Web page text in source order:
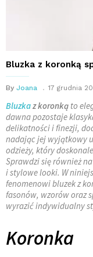
Bluzka z koronką
By Joana 17 grudnia
Bluzkaz koronką to
dawna pozostaje
delikatności i finezji,
nadając jej wyjątkowy
odzieży, który
Sprawdzi się również
i stylowe looki. W
fenomenowi bluzek z
fasonów, wzorów oraz
wyrazić indywidualny
Koronka